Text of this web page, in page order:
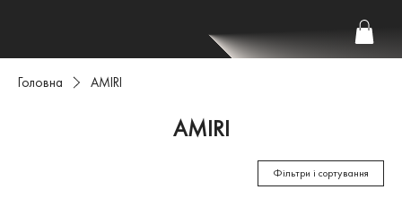
Головна AMIRI
AMIRI
Фільтри і сортування